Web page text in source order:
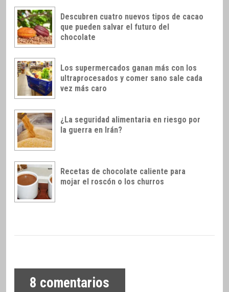
Descubren cuatro nuevos tipos de cacao
que pueden salvar el futuro del
chocolate
Los supermercados ganan más con los
ultraprocesados y comer sano sale cada
vez más caro
¿La seguridad alimentaria en riesgo por
la guerra en Irán?
Recetas de chocolate caliente para
mojar el roscón o los churros
8 comentarios